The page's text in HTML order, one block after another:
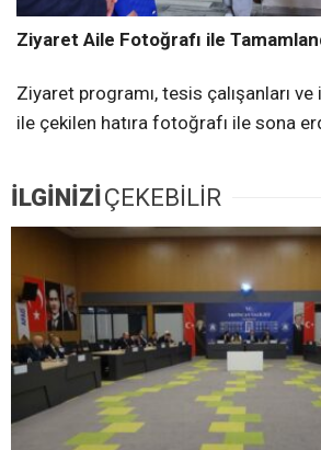
Ziyaret Aile Fotoğrafı ile
Ziyaret programı, tesis çalışanları
ile çekilen hatıra fotoğrafı ile sona
İLGİNİZİÇEKEBİLİR